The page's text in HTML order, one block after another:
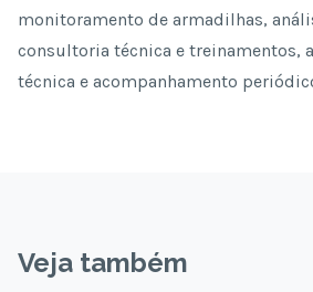
monitoramento de armadilhas,
consultoria técnica e treinamentos,
técnica e acompanhamento
Veja também